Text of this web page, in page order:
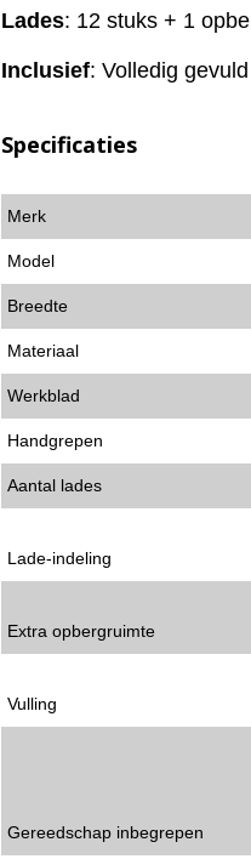
Lades: 12 stuks + 1
Inclusief: Volledig
Specificaties
Merk
Model
Breedte
Materiaal
Werkblad
Handgrepen
Aantal lades
Lade-indeling
Extra opbergruimte
Vulling
Gereedschap inbegrepen